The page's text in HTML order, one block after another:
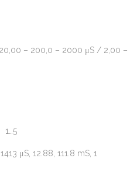
– 200,0 – 2000 μS / 2,00 –
1…5
μS, 12.88, 111.8 mS, 1